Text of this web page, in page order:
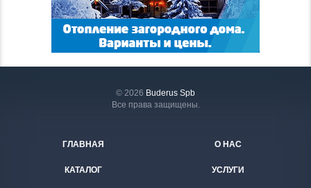
© 2026 Buderus Spb
Все права защищены.
ГЛАВНАЯ О НАС
КАТАЛОГ УСЛУГИ